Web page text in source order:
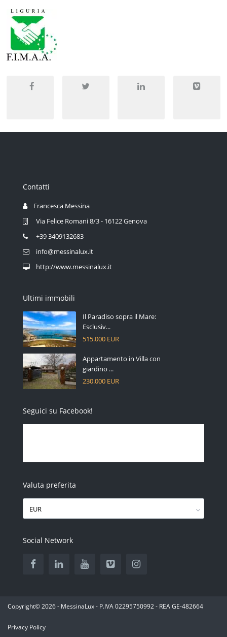
Contatti
Francesca Messina
Via Felice Romani 8/3 - 16122 Genova
+39 3409132683
info@messinalux.it
http://www.messinalux.it
Ultimi immobili
Il Paradiso sopra il Mare:
Esclusiv...
515.000 EUR
Appartamento in Villa con
giardino ...
230.000 EUR
Seguici su Facebook!
Valuta preferita
EUR
Social Network
Copyright© 2026 - MessinaLux - P.IVA 02295750992 - REA GE-482664
Privacy Policy